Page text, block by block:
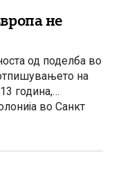
не
од поделба во
на
година,
во Санкт
Димитрија
на Македонија.